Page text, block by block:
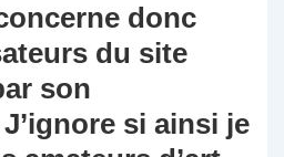
donc
du site
son
si ainsi je